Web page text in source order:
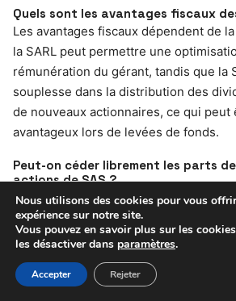
Quels sont les avantages fiscaux
Les avantages fiscaux dépendent de
la SARL peut permettre une
rémunération du gérant, tandis que la
souplesse dans la distribution des
de nouveaux actionnaires, ce qui
avantageux lors de levées de fonds.
Peut-on céder librement les parts
actions de SAS ?
La cession des parts de SARL est
des associés, tandis que la cession
libre ou organisée par les statuts, ce
Quel est le coût de création et les
Nous utilisons des cookies pour vous
expérience sur notre site.
Vous pouvez en savoir plus sur les
les désactiver dans paramètres.
Accepter Rejeter